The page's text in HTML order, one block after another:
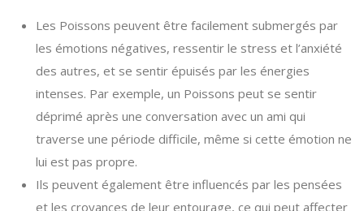
Les Poissons peuvent être facilement submergés par
les émotions négatives, ressentir le stress et l’anxiété
des autres, et se sentir épuisés par les énergies
intenses. Par exemple, un Poissons peut se sentir
déprimé après une conversation avec un ami qui
traverse une période difficile, même si cette émotion ne
lui est pas propre.
Ils peuvent également être influencés par les pensées
et les croyances de leur entourage, ce qui peut affecter